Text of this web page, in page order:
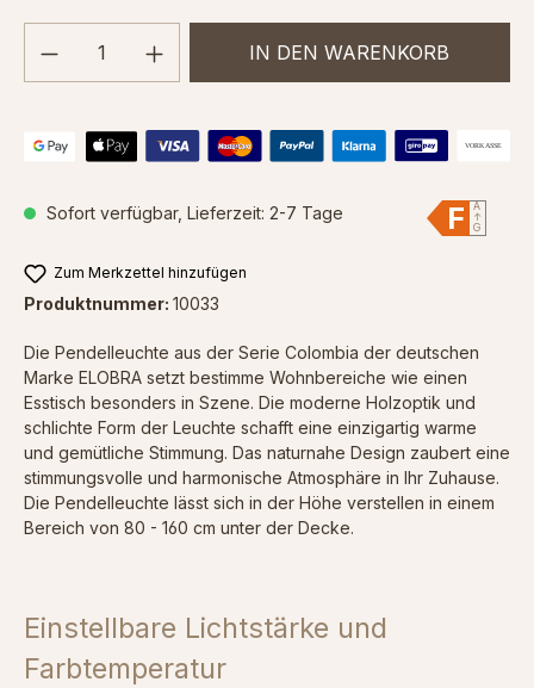
A
↑
G
F
Sofort verfügbar, Lieferzeit: 2-7 Tage
Produkt Anzahl: Gib denIN DEN WARENKORB
Zum Merkzettel hinzufügen
Produktnummer: 10033
Die Pendelleuchte aus der Serie Colombia der deutschen
Marke ELOBRA setzt bestimme Wohnbereiche wie einen
Esstisch besonders in Szene. Die moderne Holzoptik und
schlichte Form der Leuchte schafft eine einzigartig warme
und gemütliche Stimmung. Das naturnahe Design zaubert eine
stimmungsvolle und harmonische Atmosphäre in Ihr Zuhause.
Die Pendelleuchte lässt sich in der Höhe verstellen in einem
Bereich von 80 - 160 cm unter der Decke.
Einstellbare Lichtstärke und
Farbtemperatur